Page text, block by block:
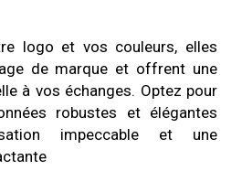
logo et vos couleurs, elles
de marque et offrent une
à vos échanges. Optez pour
robustes et élégantes
impeccable et une